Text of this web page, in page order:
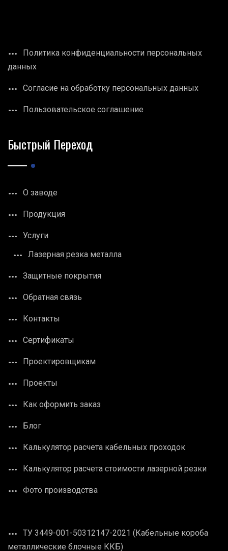
Политика конфиденциальности персональных
данных
Согласие на обработку персональных данных
Пользовательское соглашение
Быстрый Переход
О заводе
Продукция
Услуги
Лазерная резка металла
Защитные покрытия
Обратная связь
Контакты
Сертификаты
Проектировщикам
Проекты
Как оформить заказ
Блог
Калькулятор расчета кабельных проходок
Калькулятор расчета стоимости лазерной резки
Фото производства
ТУ 3449-001-50312147-2021 (Кабельные короба
металлические блочные ККБ)